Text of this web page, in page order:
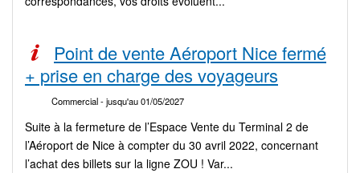
Point de vente Aéroport Nice fermé
+ prise en charge des voyageurs
Commercial- jusqu'au 01/05/2027
Suite à la fermeture de l’Espace Vente du Terminal 2 de
l’Aéroport de Nice à compter du 30 avril 2022, concernant
l’achat des billets sur la ligne ZOU ! Var...